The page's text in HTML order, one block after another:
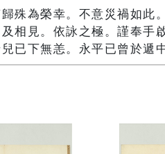
殊為榮幸。不意災禍如此
相見。依詠之極。謹奉手
已下無恙。永平已曾於遞